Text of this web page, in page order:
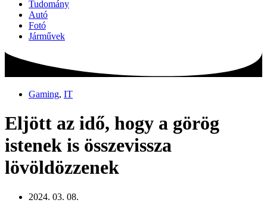
Tudomány
Autó
Fotó
Járművek
Gaming, IT
Eljött az idő, hogy a görög
istenek is összevissza
lövöldözzenek
2024. 03. 08.